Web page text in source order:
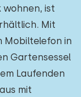
wohnen, ist
Mit
Mobiltelefon in
Gartensessel
Laufenden
mit